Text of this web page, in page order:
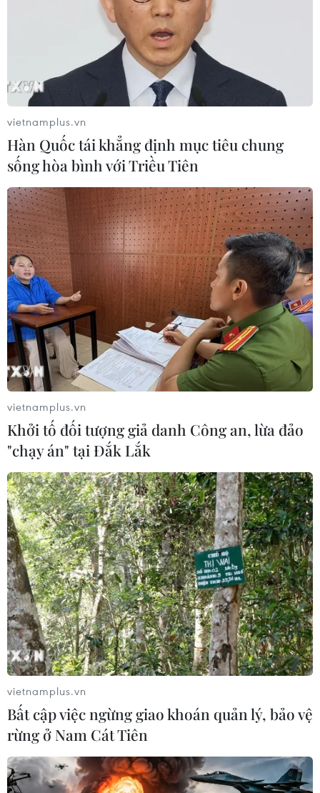
vietnamplus.vn
Hàn Quốc tái khẳng định mục tiêu chung
sống hòa bình với Triều Tiên
vietnamplus.vn
Khởi tố đối tượng giả danh Công an, lừa đảo
"chạy án" tại Đắk Lắk
vietnamplus.vn
Bất cập việc ngừng giao khoán quản lý, bảo vệ
rừng ở Nam Cát Tiên